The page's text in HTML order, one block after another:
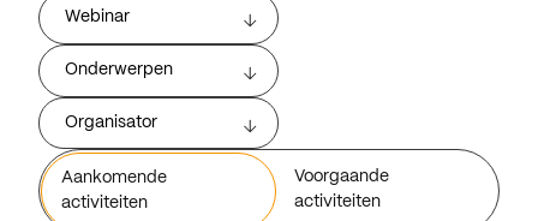
Webinar
Onderwerpen
Organisator
Aankomende
activiteiten
Voorgaande
activiteiten